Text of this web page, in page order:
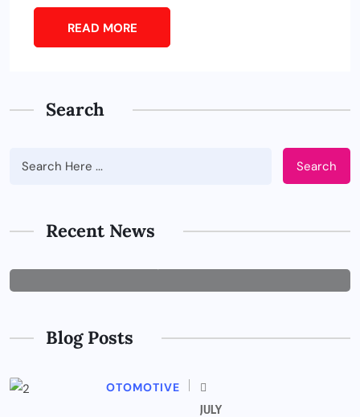
READ MORE
Search
Search
Recent News
Tepat untuk Perusahaan
Blog Posts
OTOMOTIVE
JULY